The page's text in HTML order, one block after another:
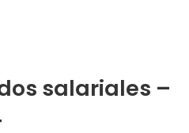
salariales –